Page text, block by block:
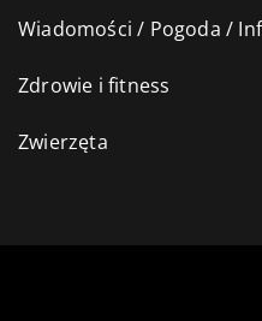
Wiadomości / Pogoda /
Zdrowie i fitness
Zwierzęta